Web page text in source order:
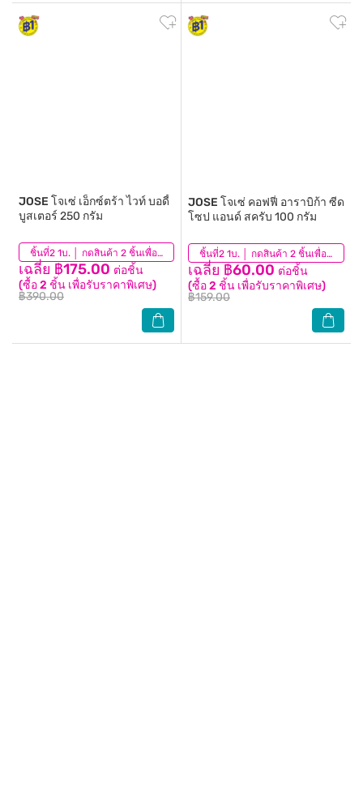
ชิ้นที่2 1บ. │ กดสินค้า 2 ชิ้นเพื่อรับโปรโมชันนี้
JOSE โจเซ่ เอ็กซ์ตร้า ไวท์ บอดี้
บูสเตอร์ 250 กรัม
เฉลี่ย ฿175.00 ต่อชิ้น
(ซื้อ 2 ชิ้น เพื่อรับราคาพิเศษ)
฿390.00
(0) ชิ้นที่2 1บ. │ กดสินค้า 2 ชิ้นเพื่อรับโปรโมชันนี้
JOSE โจเซ่ คอฟฟี่ อาราบิก้า ซีด
โซป แอนด์ สครับ 100 กรัม
เฉลี่ย ฿60.00 ต่อชิ้น
(ซื้อ 2 ชิ้น เพื่อรับราคาพิเศษ)
฿159.00
(0)